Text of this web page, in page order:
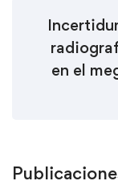
en el